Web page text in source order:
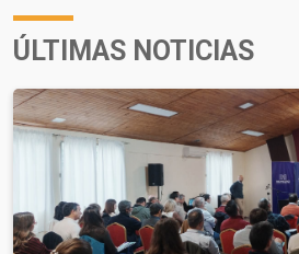
ÚLTIMAS NOTICIAS